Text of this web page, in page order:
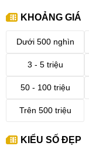
KHOẢNG GIÁ
Dưới 500 nghìn
3 - 5 triệu
50 - 100 triệu
Trên 500 triệu
KIỂU SỐ ĐẸP